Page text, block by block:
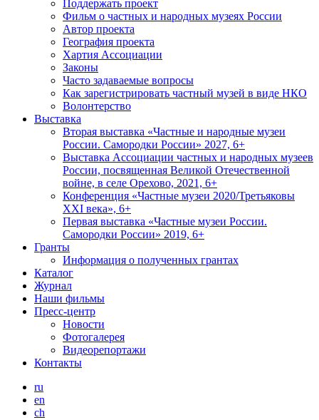
Поддержать проект
Фильм о частных и народных музеях России
Автор проекта
География проекта
Хартия Ассоциации
Законы
Часто задаваемые вопросы
Как зарегистрировать частный музей в виде НКО
Волонтерство
Выставка
Вторая выставка «Частные и народные музеи
России. Самородки России» 2027, 6+
Выставка Ассоциации частных и народных музеев
России, посвященная Великой Отечественной
войне, в селе Орехово, 2021, 6+
Конференция «Частные музеи 2020/Третьяковы
XXI века», 6+
Первая выставка «Частные музеи России.
Самородки России» 2019, 6+
Гранты
Информация о полученных грантах
Каталог
Журнал
Наши фильмы
Пресс-центр
Новости
Фотогалерея
Видеорепортажи
Контакты
ru
en
ch